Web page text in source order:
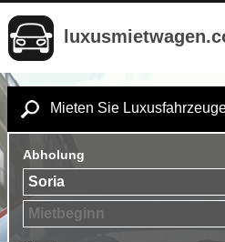
Mieten Sie
Abholung